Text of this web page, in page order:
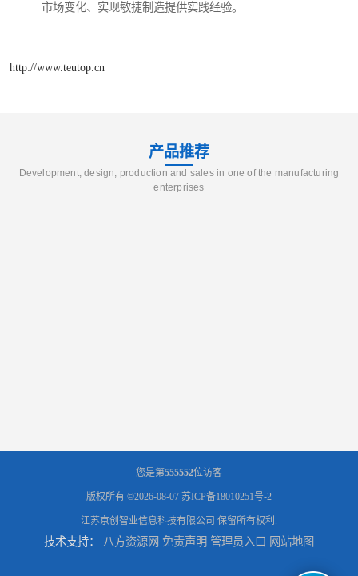
市场变化、实现敏捷制造提供实践经验。
http://www.teutop.cn
产品推荐
Development, design, production and sales in one of the manufacturing
enterprises
您是第555552位访客
版权所有 ©2026-08-07 苏ICP备18010251号-2
江苏京创智业信息科技有限公司 保留所有权利.
技术支持： 八方资源网 免责声明 管理员入口 网站地图